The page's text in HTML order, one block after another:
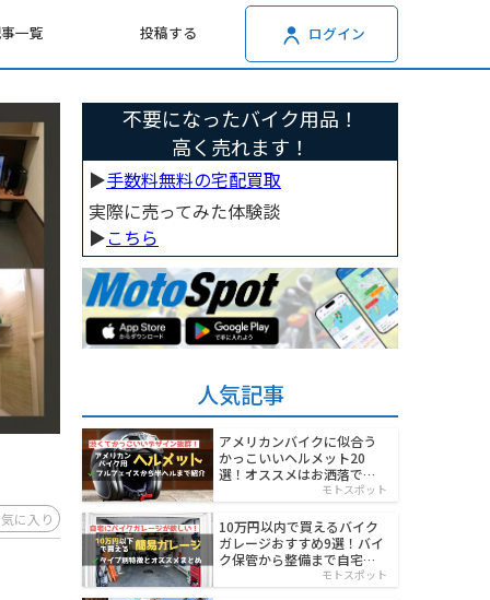
一覧 投稿する ログイン
に入り
不要になったバイク用品！
高く売れます！
▶︎手数料無料の宅配買取
実際に売ってみた体験談
▶︎こちら
人気記事
アメリカンバイクに似合う
かっこいいヘルメット20
選！オススメはお洒落でワ
モトスポット
10万円以内で買えるバイク
ガレージおすすめ9選！バイ
ク保管から整備まで自宅で
モトスポット